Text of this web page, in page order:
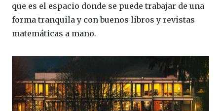
que es el espacio donde se puede trabajar de una
forma tranquila y con buenos libros y revistas
matemáticas a mano.